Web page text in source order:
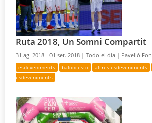
Ruta 2018, Un Somni Compartit
31 ag. 2018 - 01 set. 2018 |Todo el día | Pavelló
esdeveniments baloncesto altres esdeveniments
esdeveniments